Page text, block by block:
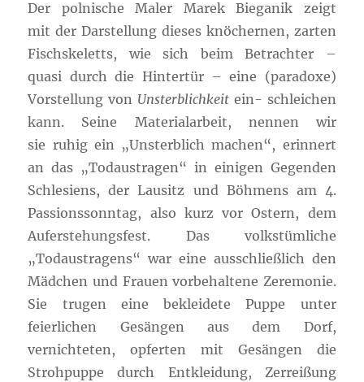
Der polnische Maler Marek Bieganik zeigt
mit der Darstellung dieses knöchernen, zarten
Fischskeletts, wie sich beim Betrachter –
quasi durch die Hintertür – eine (paradoxe)
Vorstellung von Unsterblichkeit ein- schleichen
kann. Seine Materialarbeit, nennen wir
sie ruhig ein „Unsterblich machen“, erinnert
an das „Todaustragen“ in einigen Gegenden
Schlesiens, der Lausitz und Böhmens am 4.
Passionssonntag, also kurz vor Ostern, dem
Auferstehungsfest. Das volkstümliche
„Todaustragens“ war eine ausschließlich den
Mädchen und Frauen vorbehaltene Zeremonie.
Sie trugen eine bekleidete Puppe unter
feierlichen Gesängen aus dem Dorf,
vernichteten, opferten mit Gesängen die
Strohpuppe durch Entkleidung, Zerreißung